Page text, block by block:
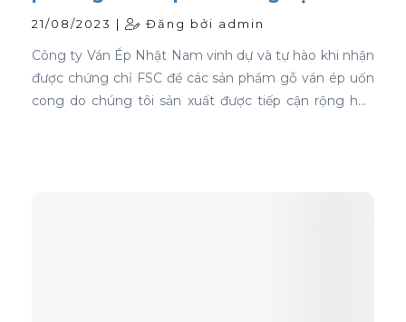
chứng nhận FSC
21/08/2023 | Đăng bởi admin
Công ty Ván Ép Nhật Nam vinh dự và tự hào khi nhận
được chứng chỉ FSC để các sản phẩm gỗ ván ép uốn
cong do chúng tôi sản xuất được tiếp cận rộng hơn